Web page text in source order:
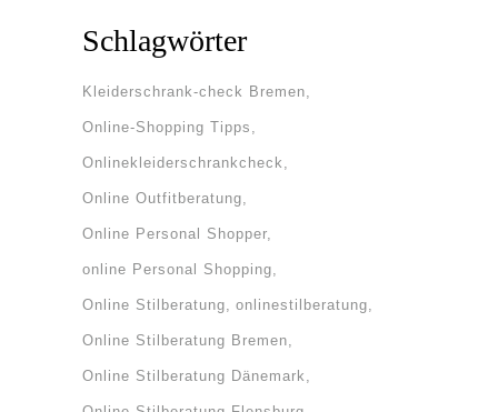
Schlagwörter
Kleiderschrank-check Bremen
Online-Shopping Tipps
Onlinekleiderschrankcheck
Online Outfitberatung
Online Personal Shopper
online Personal Shopping
Online Stilberatung onlinestilberatung
Online Stilberatung Bremen
Online Stilberatung Dänemark